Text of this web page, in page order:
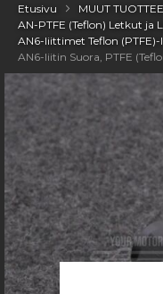
Etusivu
MUUT
AN-PTFE (Teflon) Letkut ja
AN6-liittimet Teflon
AN6-liitin Suora, PTFE
Skip
to
the
end
of
the
images
gallery